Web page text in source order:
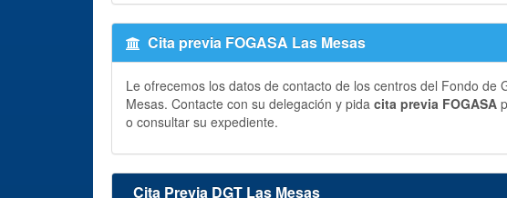
Cita previa FOGASA Las Mesas
Le ofrecemos los datos de contacto de los centros del Fondo de
Mesas. Contacte con su delegación y pida cita previa FOGASA
o consultar su expediente.
Cita Previa DGT Las Mesas